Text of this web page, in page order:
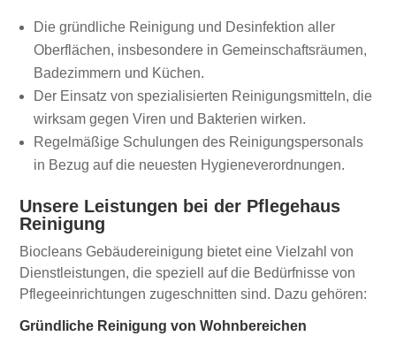
Die gründliche Reinigung und Desinfektion aller
Oberflächen, insbesondere in Gemeinschaftsräumen,
Badezimmern und Küchen.
Der Einsatz von spezialisierten Reinigungsmitteln, die
wirksam gegen Viren und Bakterien wirken.
Regelmäßige Schulungen des Reinigungspersonals
in Bezug auf die neuesten Hygieneverordnungen.
Unsere Leistungen bei der Pflegehaus
Reinigung
Biocleans Gebäudereinigung bietet eine Vielzahl von
Dienstleistungen, die speziell auf die Bedürfnisse von
Pflegeeinrichtungen zugeschnitten sind. Dazu gehören:
Gründliche Reinigung von Wohnbereichen